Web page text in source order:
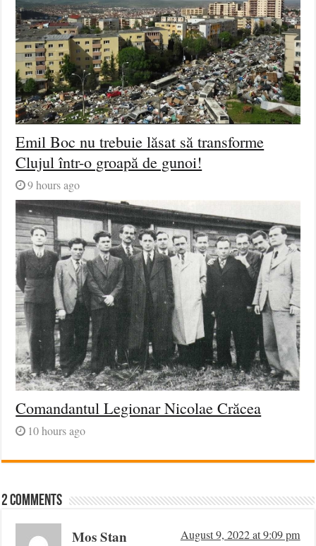
Emil Boc nu trebuie lăsat să transforme
Clujul într-o groapă de gunoi!
9 hours ago
Comandantul Legionar Nicolae Crăcea
10 hours ago
2 comments
Mos Stan August 9, 2022 at 9:09 pm